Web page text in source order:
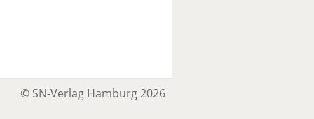
© SN-Verlag Hamburg 2026